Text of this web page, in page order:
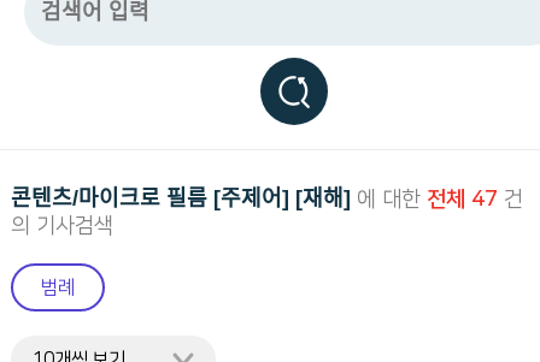
다.
콘텐츠/마이크로 필름 [주제어] [재해] 에 대한 전체 47 건
의 기사검색
범례